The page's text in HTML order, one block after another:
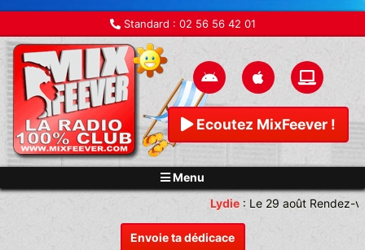
Standard : 02 56 56 42 01
Ecoutez MixFeever !
Menu
Envoie ta dédicace
Lydie: Le 29 août Rendez-